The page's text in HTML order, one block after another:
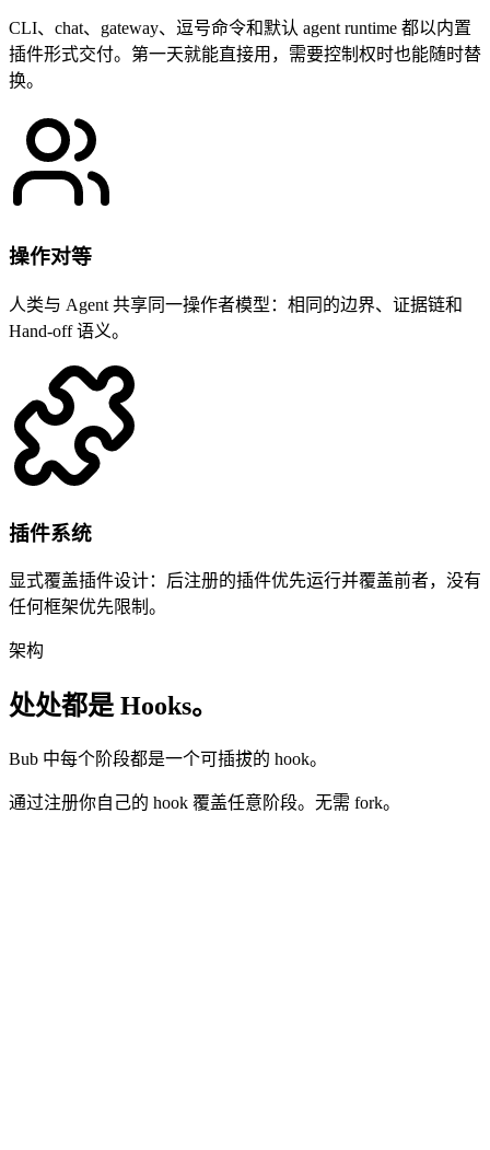
CLI、chat、gateway、逗号命令和默认 agent runtime 都以内置
插件形式交付。第一天就能直接用，需要控制权时也能随时替
换。
操作对等
人类与 Agent 共享同一操作者模型：相同的边界、证据链和
Hand-off 语义。
插件系统
显式覆盖插件设计：后注册的插件优先运行并覆盖前者，没有
任何框架优先限制。
架构
处处都是 Hooks。
Bub 中每个阶段都是一个可插拔的 hook。
通过注册你自己的 hook 覆盖任意阶段。无需 fork。